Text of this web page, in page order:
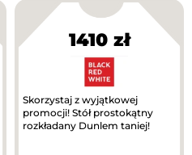
1410 zł
Skorzystaj z wyjątkowej
promocji! Stół prostokątny
rozkładany Dunlem taniej!